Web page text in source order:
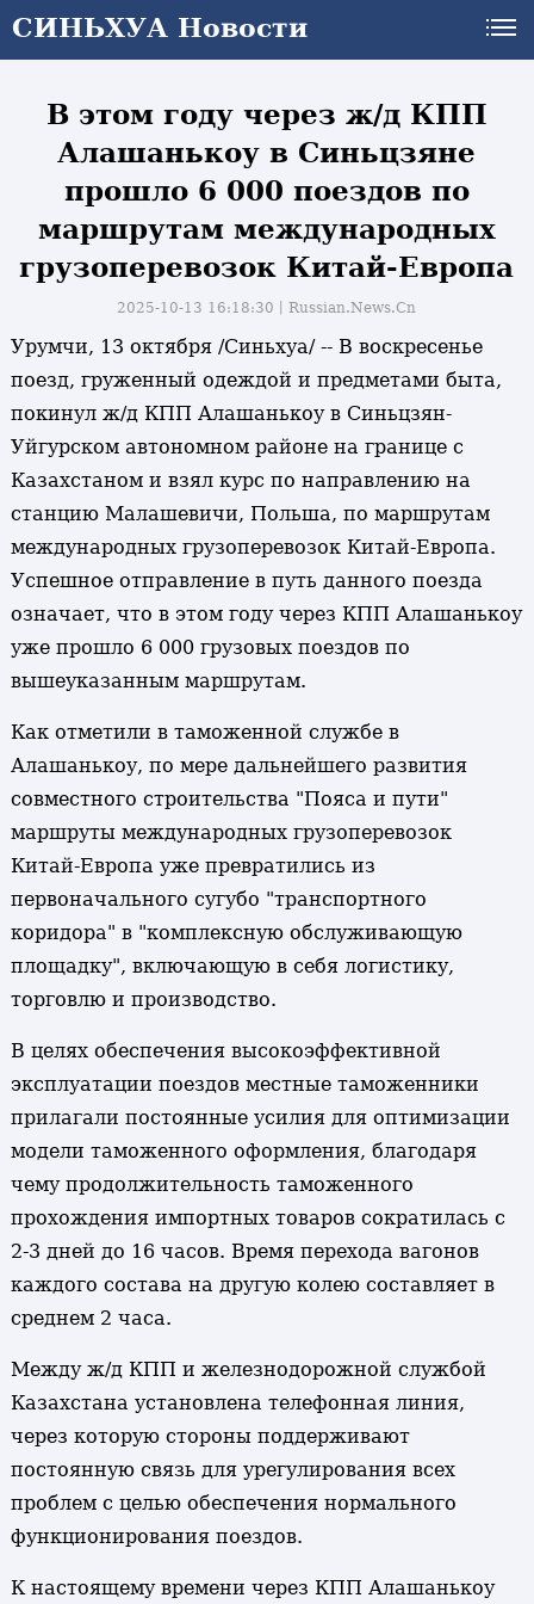
СИНЬХУА Новости
СИНЬХУА Новости
В этом году через ж/д КПП
Алашанькоу в Синьцзяне
прошло 6 000 поездов по
маршрутам международных
грузоперевозок Китай-Европа
2025-10-13 16:18:30丨Russian.News.Cn
Урумчи, 13 октября /Синьхуа/ -- В воскресенье
поезд, груженный одеждой и предметами быта,
покинул ж/д КПП Алашанькоу в Синьцзян-
Уйгурском автономном районе на границе с
Казахстаном и взял курс по направлению на
станцию Малашевичи, Польша, по маршрутам
международных грузоперевозок Китай-Европа.
Успешное отправление в путь данного поезда
означает, что в этом году через КПП Алашанькоу
уже прошло 6 000 грузовых поездов по
вышеуказанным маршрутам.
Как отметили в таможенной службе в
Алашанькоу, по мере дальнейшего развития
совместного строительства "Пояса и пути"
маршруты международных грузоперевозок
Китай-Европа уже превратились из
первоначального сугубо "транспортного
коридора" в "комплексную обслуживающую
площадку", включающую в себя логистику,
торговлю и производство.
В целях обеспечения высокоэффективной
эксплуатации поездов местные таможенники
прилагали постоянные усилия для оптимизации
модели таможенного оформления, благодаря
чему продолжительность таможенного
прохождения импортных товаров сократилась с
2-3 дней до 16 часов. Время перехода вагонов
каждого состава на другую колею составляет в
среднем 2 часа.
Между ж/д КПП и железнодорожной службой
Казахстана установлена телефонная линия,
через которую стороны поддерживают
постоянную связь для урегулирования всех
проблем с целью обеспечения нормального
функционирования поездов.
К настоящему времени через КПП Алашанькоу